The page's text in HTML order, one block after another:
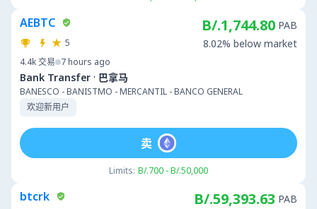
AEBTC
5
4.4k交易 7 hours ago
Bank Transfer · 巴拿马
BANESCO - BANISTMO - MERCANTIL - BANCO GENERAL
欢迎新用户
B/.1,744.80 PAB
8.02% below market
Limits: B/.700 - B/.50,000
卖
btcrk B/.59,393.63 PAB